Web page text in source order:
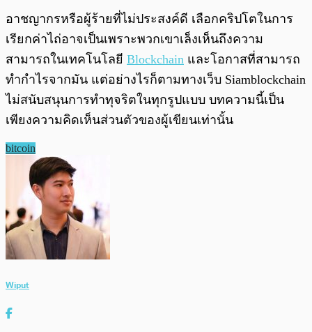
อาชญากรหรือผู้ร้ายที่ไม่ประสงค์ดี เลือกคริปโตในการ
เรียกค่าไถ่อาจเป็นเพราะพวกเขาเล็งเห็นถึงความ
สามารถในเทคโนโลยี Blockchain และโอกาสที่สามารถ
ทำกำไรจากมัน แต่อย่างไรก็ตามทางเว็บ Siamblockchain
ไม่สนับสนุนการทำทุจริตในทุกรูปแบบ บทความนี้เป็น
เพียงความคิดเห็นส่วนตัวของผู้เขียนเท่านั้น
bitcoin
Wiput